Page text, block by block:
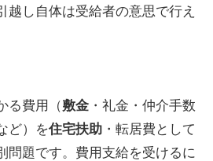
越し自体は受給者の意思で行え
る費用（敷金・礼金・仲介手数
ど）を住宅扶助・転居費として
問題です。費用支給を受けるに